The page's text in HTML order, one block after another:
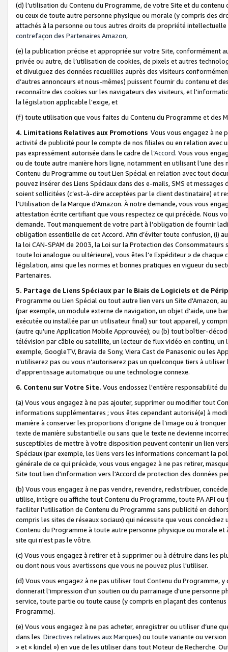
(d) l’utilisation du Contenu du Programme, de votre Site et du
ou ceux de toute autre personne physique ou morale (y compris des
attachés à la personne ou tous autres droits de propriété
contrefaçon des Partenaires Amazon,
(e) la publication précise et appropriée sur votre Site, conformément
privée ou autre, de l’utilisation de cookies, de pixels et autres
et divulguez des données recueillies auprès des visiteurs
d’autres annonceurs et nous-mêmes) puissent fournir du contenu et
reconnaître des cookies sur les navigateurs des visiteurs, et
la législation applicable l'exige, et
(f) toute utilisation que vous faites du Contenu du Programme et des
4. Limitations Relatives aux Promotions Vous vous engagez à ne
activité de publicité pour le compte de nos filiales ou en relation avec
pas expressément autorisée dans le cadre de l’Accord. Vous vous
ou de toute autre manière hors ligne, notamment en utilisant l’une
Contenu du Programme ou tout Lien Spécial en relation avec tout
pouvez insérer des Liens Spéciaux dans des e-mails, SMS et
soient sollicitées (c’est-à-dire acceptées par le client destinataire) et
l’Utilisation de la Marque d’Amazon. À notre demande, vous vous
attestation écrite certifiant que vous respectez ce qui précède. Nous
demande. Tout manquement de votre part à l’obligation de fournir
obligation essentielle de cet Accord. Afin d’éviter toute confusion, (i)
la loi CAN-SPAM de 2003, la Loi sur la Protection des
toute loi analogue ou ultérieure), vous êtes l’« Expéditeur » de
législation, ainsi que les normes et bonnes pratiques en vigueur du
Partenaires.
5. Partage de Liens Spéciaux par le Biais de Logiciels et de
Programme ou Lien Spécial ou tout autre lien vers un Site d'Amazon,
(par exemple, un module externe de navigation, un objet d'aide, une
exécutée ou installée par un utilisateur final) sur tout appareil, y
(autre qu'une Application Mobile Approuvée); ou (b) tout boîtier-
télévision par câble ou satellite, un lecteur de flux vidéo en continu,
exemple, GoogleTV, Bravia de Sony, Viera Cast de Panasonic ou les
n’utiliserez pas ou vous n’autoriserez pas un quelconque tiers à
d'apprentissage automatique ou une technologie connexe.
6. Contenu sur Votre Site. Vous endossez l'entière responsabilité
(a) Vous vous engagez à ne pas ajouter, supprimer ou modifier tout
informations supplémentaires ; vous êtes cependant autorisé(e) à
manière à conserver les proportions d’origine de l’image ou à
texte de manière substantielle ou sans que le texte ne devienne
susceptibles de mettre à votre disposition peuvent contenir un lien
Spéciaux (par exemple, les liens vers les informations concernant la
générale de ce qui précède, vous vous engagez à ne pas retirer,
Site tout lien d'information vers l'Accord de protection des données
(b) Vous vous engagez à ne pas vendre, revendre, redistribuer,
utilise, intègre ou affiche tout Contenu du Programme, toute PA API
faciliter l'utilisation de Contenu du Programme sans publicité en
compris les sites de réseaux sociaux) qui nécessite que vous
Contenu du Programme à toute autre personne physique ou morale
site qui n'est pas le vôtre.
(c) Vous vous engagez à retirer et à supprimer ou à détruire dans les
ou dont nous vous avertissons que vous ne pouvez plus l'utiliser.
(d) Vous vous engagez à ne pas utiliser tout Contenu du Programme,
donnerait l'impression d'un soutien ou du parrainage d'une personne
service, toute partie ou toute cause (y compris en plaçant des
Programme).
(e) Vous vous engagez à ne pas acheter, enregistrer ou utiliser d’une
dans les Directives relatives aux Marques) ou toute variante ou
» et « kindel ») en vue de les utiliser dans tout Moteur de Recherche.